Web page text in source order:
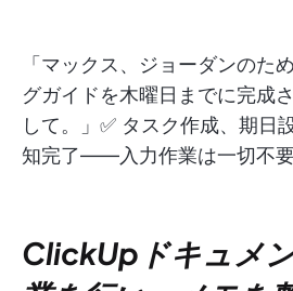
「マックス、ジョーダンのた
グガイドを木曜日までに完成
して。」✅ タスク作成、期日
知完了——入力作業は一切不要
ClickUpドキュメ